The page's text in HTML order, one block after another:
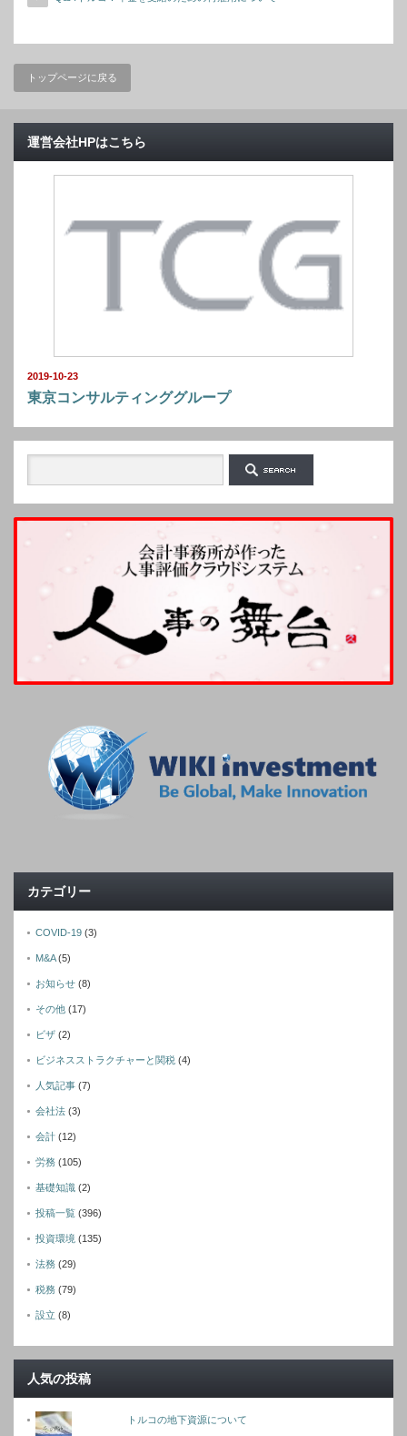
トップページに戻る
運営会社HPはこちら
2019-10-23
東京コンサルティンググループ
カテゴリー
COVID-19 (3)
M&A(5)
お知らせ (8)
その他 (17)
ビザ (2)
ビジネスストラクチャーと関税 (4)
人気記事 (7)
会社法 (3)
会計 (12)
労務 (105)
基礎知識 (2)
投稿一覧 (396)
投資環境 (135)
法務 (29)
税務 (79)
設立 (8)
人気の投稿
トルコの地下資源について